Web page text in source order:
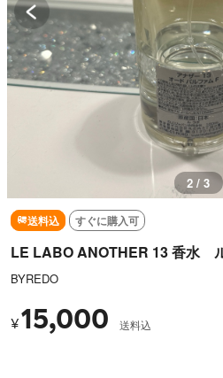
2 / 3
送料込 すぐに購入可
LE LABO ANOTHER 13 香水
BYREDO
¥15,000 送料込